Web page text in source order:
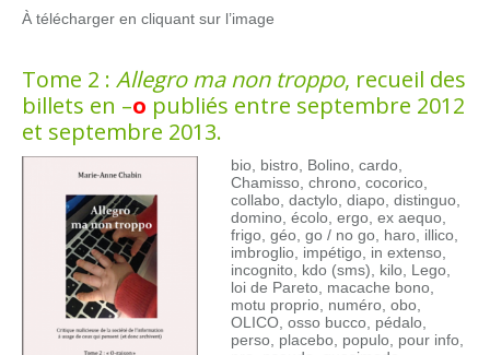
À télécharger en cliquant sur l’image
Tome 2 : Allegro ma non troppo, recueil des
billets en –o publiés entre septembre 2012
et septembre 2013.
bio, bistro, Bolino, cardo,
Chamisso, chrono, cocorico,
collabo, dactylo, diapo, distinguo,
domino, écolo, ergo, ex aequo,
frigo, géo, go / no go, haro, illico,
imbroglio, impétigo, in extenso,
incognito, kdo (sms), kilo, Lego,
loi de Pareto, macache bono,
motu proprio, numéro, obo,
OLICO, osso bucco, pédalo,
perso, placebo, populo, pour info,